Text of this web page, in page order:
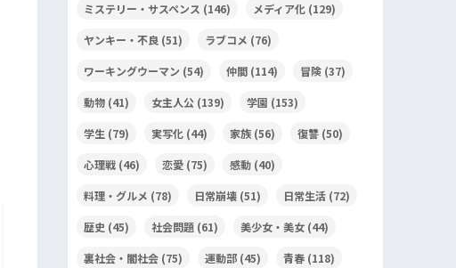
ミステリー・サスペンス (146) メディア化 (129)
ヤンキー・不良 (51) ラブコメ (76)
ワーキングウーマン (54) 仲間 (114) 冒険 (37)
動物 (41) 女主人公 (139) 学園 (153)
学生 (79) 実写化 (44) 家族 (56) 復讐 (50)
心理戦 (46) 恋愛 (75) 感動 (40)
料理・グルメ (78) 日常崩壊 (51) 日常生活 (72)
歴史 (45) 社会問題 (61) 美少女・美女 (44)
裏社会・闇社会 (75) 運動部 (45) 青春 (118)